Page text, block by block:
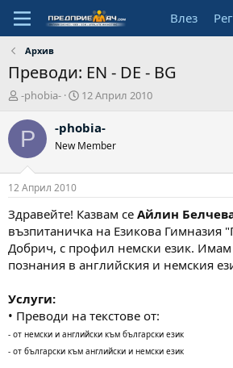
Влез
Архив
Преводи: EN - DE - BG
А
т
о
-phobia-
Н
ч
л
д
а
а
12 Април 2010
P -phobia-
New Member
12 Април 2010
Здравейте! Казвам се Айлин
възпитаничка на Езикова Гимназия
Добрич, с профил немски език.
познания в английския и немския
Услуги:
• Преводи на текстове от:
- от немски и английски към български език
- от български към английски и немски език